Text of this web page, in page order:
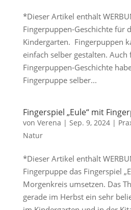
*Dieser Artikel enthält
Fingerpuppen-Geschichte für
Kindergarten. Fingerpuppen
einfach selber gestalten.
Fingerpuppen-Geschichte
Fingerpuppe selber...
Fingerspiel „Eule“ mit
von Verena | Sep. 9, 2024|
Natur
*Dieser Artikel enthält
Fingerpuppe das Fingerspiel
Morgenkreis umsetzen. Das
gerade im Herbst ein sehr